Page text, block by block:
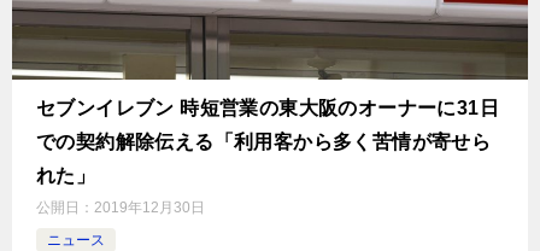
セブンイレブン 時短営業の東大阪のオーナーに31日
での契約解除伝える「利用客から多く苦情が寄せら
れた」
公開日： 2019年12月30日
ニュース